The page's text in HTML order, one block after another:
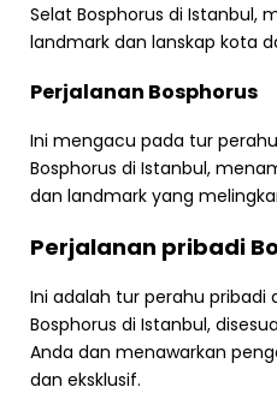
Selat Bosphorus di Istanbul,
landmark dan lanskap kota
Perjalanan Bosphorus
Ini mengacu pada tur
Bosphorus di Istanbul,
dan landmark yang
Perjalanan pribadi
Ini adalah tur perahu pribadi
Bosphorus di Istanbul,
Anda dan menawarkan
dan eksklusif.